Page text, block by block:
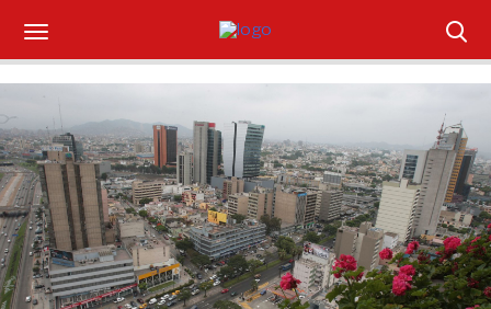
Suscríbase
Iniciar sesión
Portada
¿Qué está pasando?
Sectores y Empresas